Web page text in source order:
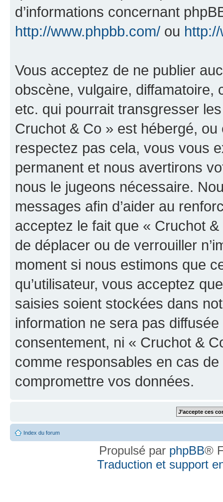
d’informations concernant
http://www.phpbb.com/ ou
Vous acceptez de ne publier
obscène, vulgaire, diffamatoire,
etc. qui pourrait transgresser
Cruchot & Co » est hébergé,
respectez pas cela, vous vous
permanent et nous avertirons
nous le jugeons nécessaire.
messages afin d’aider au
acceptez le fait que « Cruchot
de déplacer ou de verrouiller
moment si nous estimons que
qu’utilisateur, vous acceptez
saisies soient stockées dans
information ne sera pas
consentement, ni « Cruchot &
comme responsables en cas
compromettre vos données.
Index du forum
Propulsé par phpBB®
Traduction et support